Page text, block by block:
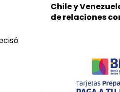
Chile y
de relaciones